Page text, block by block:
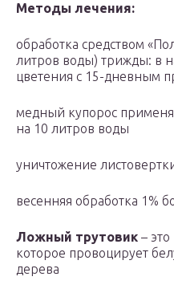
Методы лечения:
обработка средством
литров воды) трижды: в
цветения с 15-дневным
медный купорос
на 10 литров воды
уничтожение
весенняя обработка 1%
Ложный трутовик –
которое провоцирует
дерева